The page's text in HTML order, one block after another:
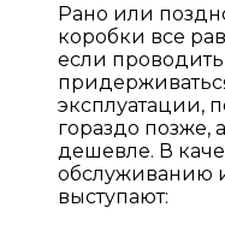
Рано или
коробки все
если
эксплуатации,
гораздо позже,
дешевле. В
обслуживанию
выступают: